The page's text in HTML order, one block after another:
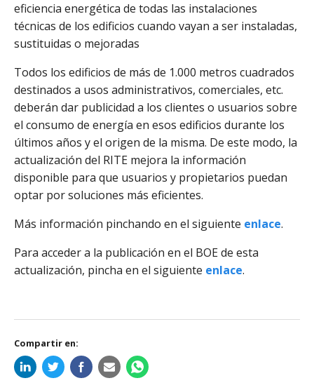
eficiencia energética de todas las instalaciones
técnicas de los edificios cuando vayan a ser instaladas,
sustituidas o mejoradas
Todos los edificios de más de 1.000 metros cuadrados
destinados a usos administrativos, comerciales, etc.
deberán dar publicidad a los clientes o usuarios sobre
el consumo de energía en esos edificios durante los
últimos años y el origen de la misma. De este modo, la
actualización del RITE mejora la información
disponible para que usuarios y propietarios puedan
optar por soluciones más eficientes.
Más información pinchando en el siguiente enlace.
Para acceder a la publicación en el BOE de esta
actualización, pincha en el siguiente enlace.
Compartir en: